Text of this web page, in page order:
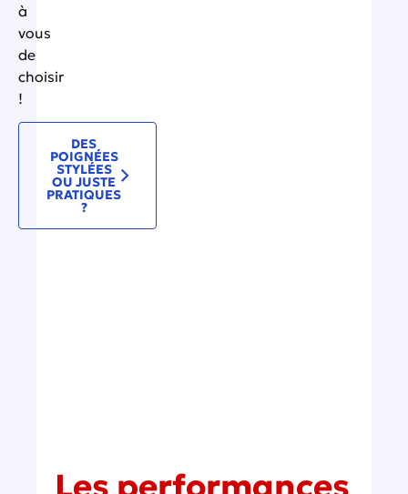
à
vous
de
choisir
!
DES
POIGNÉES
STYLÉES
OU JUSTE
PRATIQUES
?